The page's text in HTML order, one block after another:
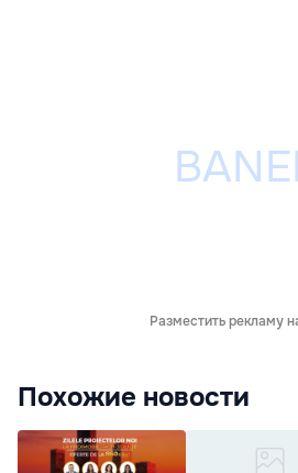
Разместить рекламу
Похожие новости